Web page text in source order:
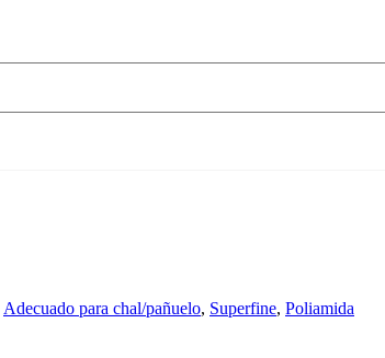
Adecuado para chal/pañuelo, Superfine, Poliamida